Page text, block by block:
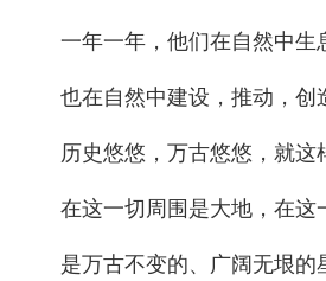
一年一年，他们在自然中生
也在自然中建设，推动，创
历史悠悠，万古悠悠，就这
在这一切周围是大地，在这
是万古不变的、广阔无垠的